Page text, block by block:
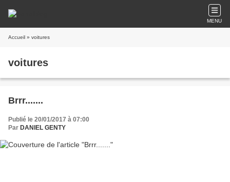
MENU
Accueil » voitures
voitures
Brrr.......
Publié le 20/01/2017 à 07:00
Par DANIEL GENTY